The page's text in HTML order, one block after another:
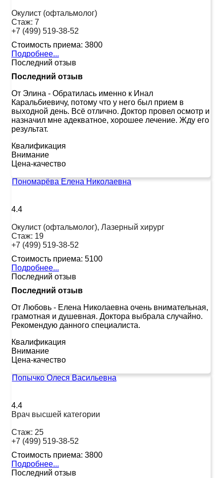
Окулист (офтальмолог)
Стаж: 7
+7 (499) 519-38-52
Стоимость приема: 3800
Подробнее...
Последний отзыв
Последний отзыв
От Элина - Обратилась именно к Инал
Каральбиевичу, потому что у него был прием в
выходной день. Всё отлично. Доктор провел осмотр и
назначил мне адекватное, хорошее лечение. Жду его
результат.
Квалификация
Внимание
Цена-качество
Пономарёва Елена Николаевна
4.4
Окулист (офтальмолог), Лазерный хирург
Стаж: 19
+7 (499) 519-38-52
Стоимость приема: 5100
Подробнее...
Последний отзыв
Последний отзыв
От Любовь - Елена Николаевна очень внимательная,
грамотная и душевная. Доктора выбрала случайно.
Рекомендую данного специалиста.
Квалификация
Внимание
Цена-качество
Попычко Олеся Васильевна
4.4
Врач высшей категории
Стаж: 25
+7 (499) 519-38-52
Стоимость приема: 3800
Подробнее...
Последний отзыв